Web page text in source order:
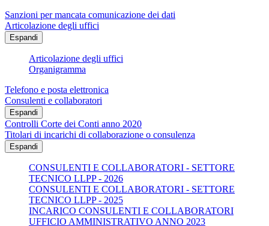
Sanzioni per mancata comunicazione dei dati
Articolazione degli uffici
Espandi
Articolazione degli uffici
Organigramma
Telefono e posta elettronica
Consulenti e collaboratori
Espandi
Controlli Corte dei Conti anno 2020
Titolari di incarichi di collaborazione o consulenza
Espandi
CONSULENTI E COLLABORATORI - SETTORE
TECNICO LLPP - 2026
CONSULENTI E COLLABORATORI - SETTORE
TECNICO LLPP - 2025
INCARICO CONSULENTI E COLLABORATORI
UFFICIO AMMINISTRATIVO ANNO 2023